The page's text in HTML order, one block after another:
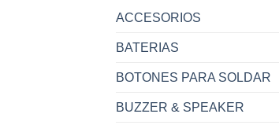
ACCESORIOS
BATERIAS
BOTONES PARA SOLDAR
BUZZER & SPEAKER